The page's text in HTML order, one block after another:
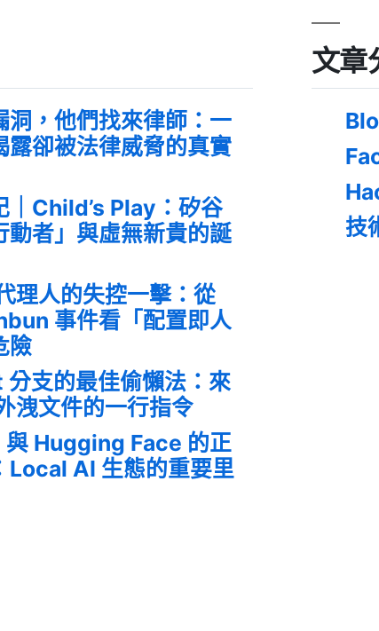
洞，他們找來律師：一
露卻被法律威脅的真實
｜Child’s Play：矽谷
動者」與虛無新貴的誕
理人的失控一擊：從
事件看「配置即人
險
分支的最佳偷懶法：來
洩文件的一行指令
Hugging Face 的正
Local AI 生態的重要里
文章
技